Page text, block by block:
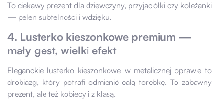
To ciekawy prezent dla dziewczyny, przyjaciółki czy koleżanki
— pełen subtelności i wdzięku.
4. Lusterko kieszonkowe premium —
mały gest, wielki efekt
Eleganckie lusterko kieszonkowe w metalicznej oprawie to
drobiazg, który potrafi odmienić całą torebkę. To zabawny
prezent, ale też kobiecy i z klasą.